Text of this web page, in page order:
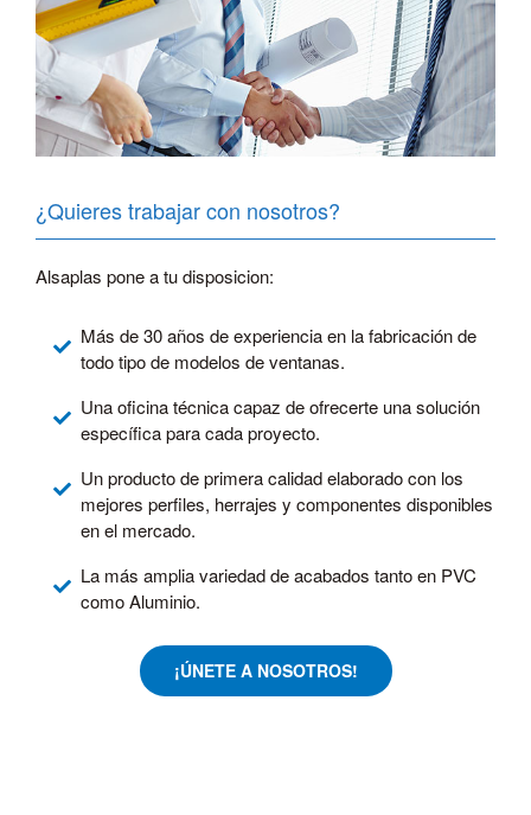
¿Quieres trabajar con nosotros?
Alsaplas pone a tu disposicion:
Más de 30 años de experiencia en la fabricación de
todo tipo de modelos de ventanas.
Una oficina técnica capaz de ofrecerte una solución
específica para cada proyecto.
Un producto de primera calidad elaborado con los
mejores perfiles, herrajes y componentes disponibles
en el mercado.
La más amplia variedad de acabados tanto en PVC
como Aluminio.
¡ÚNETE A NOSOTROS!